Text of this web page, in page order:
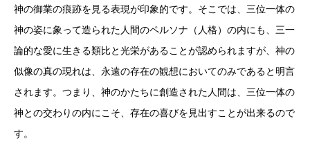
神の御業の痕跡を見る表現が印象的です。そこでは、三位一体の
神の姿に象って造られた人間のペルソナ（人格）の内にも、三一
論的な愛に生きる類比と光栄があることが認められますが、神の
似像の真の現れは、永遠の存在の観想においてのみであると明言
されます。つまり、神のかたちに創造された人間は、三位一体の
神との交わりの内にこそ、存在の喜びを見出すことが出来るので
す。